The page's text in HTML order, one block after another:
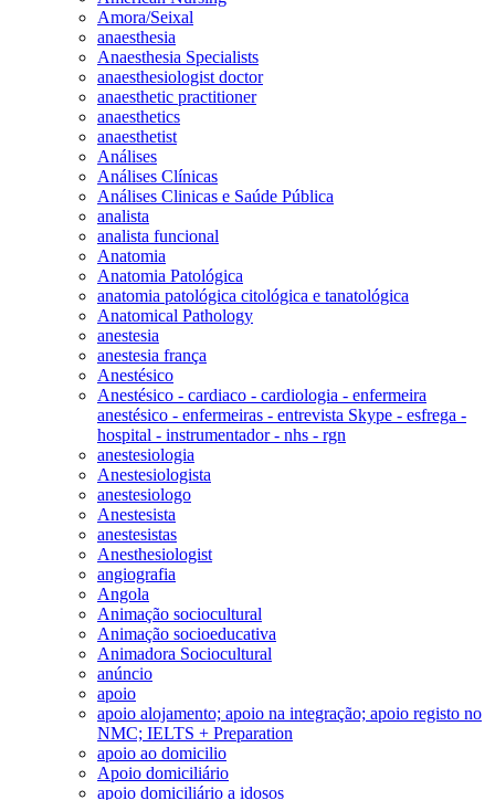
Amora/Seixal
anaesthesia
Anaesthesia Specialists
anaesthesiologist doctor
anaesthetic practitioner
anaesthetics
anaesthetist
Análises
Análises Clínicas
Análises Clinicas e Saúde Pública
analista
analista funcional
Anatomia
Anatomia Patológica
anatomia patológica citológica e tanatológica
Anatomical Pathology
anestesia
anestesia frança
Anestésico
Anestésico - cardiaco - cardiologia - enfermeira
anestésico - enfermeiras - entrevista Skype - esfrega -
hospital - instrumentador - nhs - rgn
anestesiologia
Anestesiologista
anestesiologo
Anestesista
anestesistas
Anesthesiologist
angiografia
Angola
Animação sociocultural
Animação socioeducativa
Animadora Sociocultural
anúncio
apoio
apoio alojamento; apoio na integração; apoio registo no
NMC; IELTS + Preparation
apoio ao domicilio
Apoio domiciliário
apoio domiciliário a idosos